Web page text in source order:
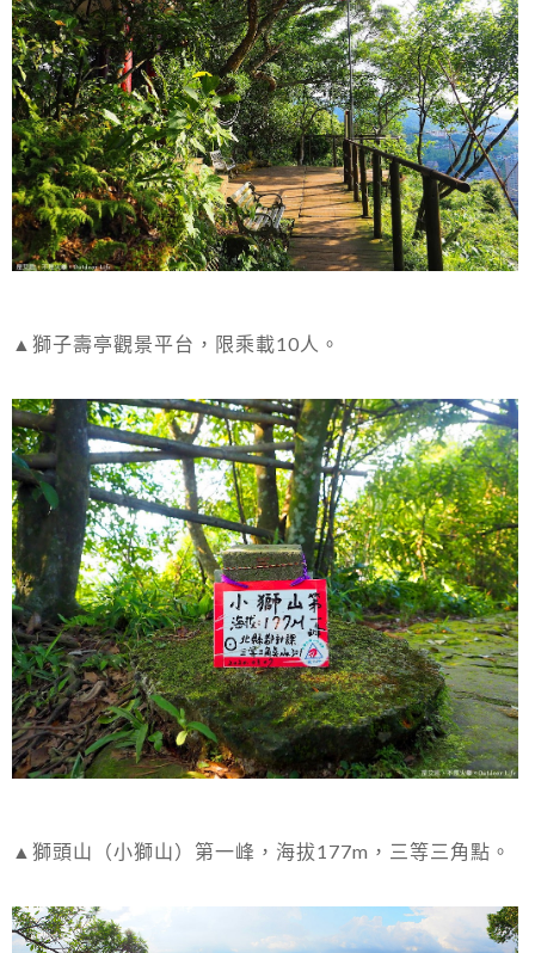
▲獅子壽亭觀景平台，限乘載10人。
▲獅頭山（小獅山）第一峰，海拔177m，三等三角點。